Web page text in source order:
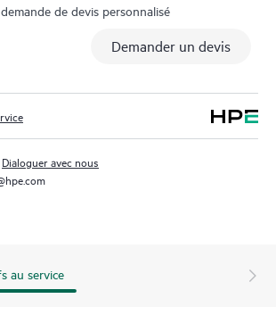
de devis personnalisé
Demander un devis
Dialoguer avec nous
au service